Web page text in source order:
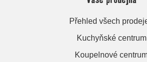
Přehled všech
Kuchyňské centrum
Koupelnové